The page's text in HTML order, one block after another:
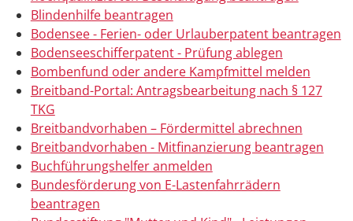
Blindenhilfe beantragen
Bodensee - Ferien- oder Urlauberpatent beantragen
Bodenseeschifferpatent - Prüfung ablegen
Bombenfund oder andere Kampfmittel melden
Breitband-Portal: Antragsbearbeitung nach § 127
TKG
Breitbandvorhaben – Fördermittel abrechnen
Breitbandvorhaben - Mitfinanzierung beantragen
Buchführungshelfer anmelden
Bundesförderung von E-Lastenfahrrädern
beantragen